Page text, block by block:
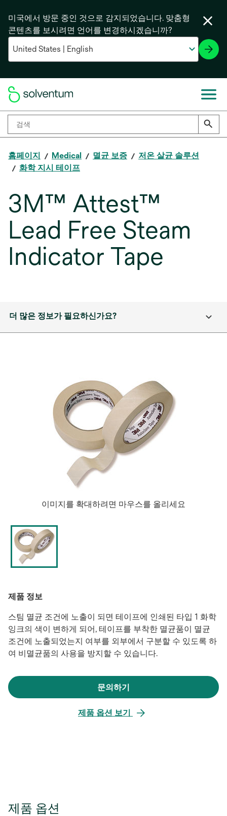
미국에서 방문 중인 것으로 감지되었습니다. 맞춤형
콘텐츠를 보시려면 언어를 변경하시겠습니까?
홈페이지 Medical 멸균 보증
저온 살균 솔루션
화학 지시 테이프
3M™ Attest™
Lead Free Steam
Indicator Tape
더 많은 정보가 필요하신가요?
이미지를 확대하려면 마우스를 올리세요
제품 정보
스팀 멸균 조건에 노출이 되면 테이프에 인쇄된 타입 1 화학
잉크의 색이 변하게 되어, 테이프를 부착한 멸균품이 멸균
조건에 노출되었는지 여부를 외부에서 구분할 수 있도록 하
여 비멸균품의 사용을 방지할 수 있습니다.
문의하기
새
에
제품 옵션 보기
제품 옵션